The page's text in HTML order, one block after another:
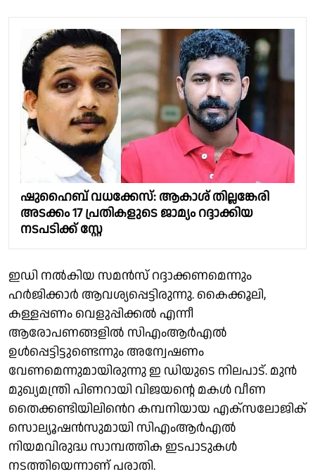
ഷുഹൈബ് വധക്കേസ്: ആകാശ് തില്ലങ്കേരി
അടക്കം 17 പ്രതികളുടെ ജാമ്യം റദ്ദാക്കിയ
നടപടിക്ക് സ്റ്റേ
ഇഡി നൽകിയ സമൻസ് റദ്ദാക്കണമെന്നും
ഹർജിക്കാർ ആവശ്യപ്പെട്ടിരുന്നു. കൈക്കൂലി,
കള്ളപ്പണം വെളുപ്പിക്കൽ എന്നീ
ആരോപണങ്ങളിൽ സിഎംആർഎൽ
ഉൾപ്പെട്ടിട്ടുണ്ടെന്നും അന്വേഷണം
വേണമെന്നുമായിരുന്നു ഇ ഡിയുടെ നിലപാട്. മുൻ
മുഖ്യമന്ത്രി പിണറായി വിജയന്റെ മകൾ വീണ
തൈക്കണ്ടിയിലിൻെറ കമ്പനിയായ എക്സലോജിക്
സൊല്യൂഷൻസുമായി സിഎംആർഎൽ
നിയമവിരുദ്ധ സാമ്പത്തിക ഇടപാടുകൾ
നടത്തിയെന്നാണ് പരാതി.